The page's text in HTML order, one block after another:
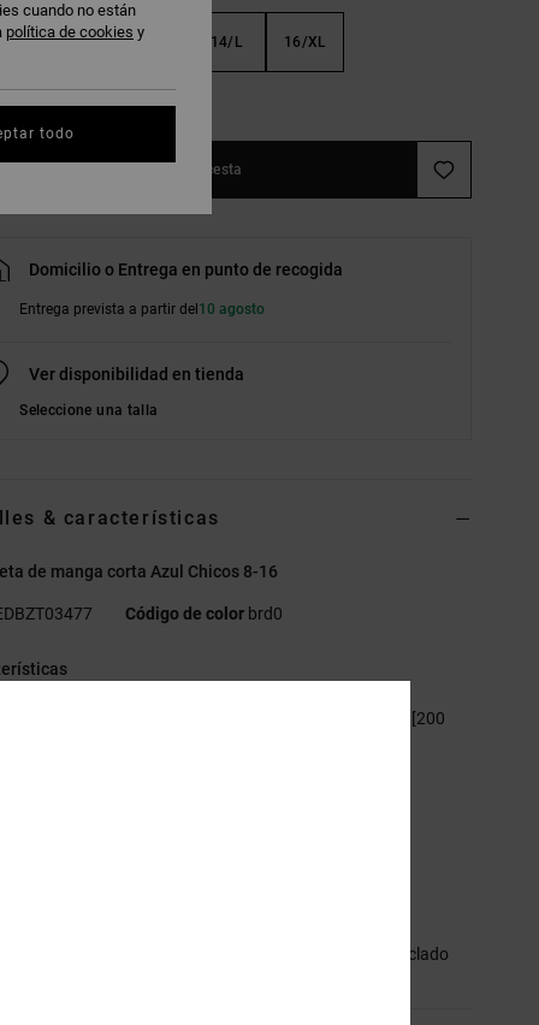
10/S 12/M 14/L 16/XL
Añadir a la cesta
Domicilio o Entrega en punto de recogida
Entrega prevista a partir del10 agosto
Ver disponibilidad en tienda
Seleccione una talla
& características
de manga corta Azul Chicos 8-16
Código de color brd0
punto jersey 75% algodón, 25% algodón reciclado [200
[Tejido principal] 75% algodón, 25% algodón reciclado
cuando no están
política de cookies y
todo